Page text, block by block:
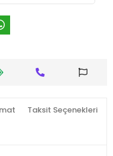
Taksit Seçenekleri